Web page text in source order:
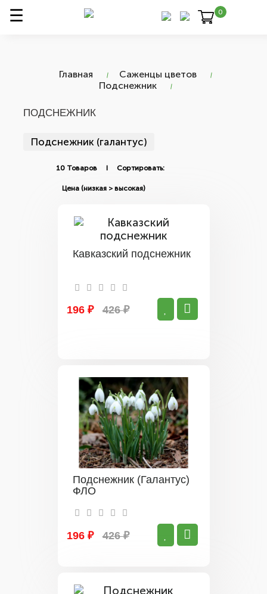
0
Главная
Саженцы цветов
Подснежник
ПОДСНЕЖНИК
Подснежник (галантус)
10 Товаров I Сортировать:
Кавказский подснежник
196 ₽ 426 ₽
Подснежник (Галантус)
ФЛО
196 ₽ 426 ₽